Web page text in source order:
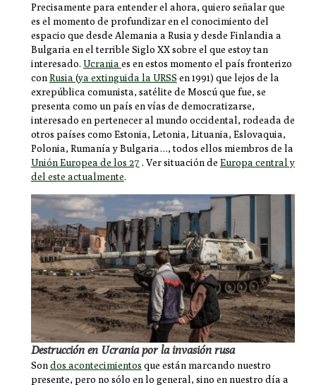
Precisamente para entender el ahora, quiero señalar que
es el momento de profundizar en el conocimiento del
espacio que desde Alemania a Rusia y desde Finlandia a
Bulgaria en el terrible Siglo XX sobre el que estoy tan
interesado. Ucrania es en estos momento el país fronterizo
conRusia (ya extinguida la URSS en 1991) que lejos de la
exrepública comunista, satélite de Moscú que fue, se
presenta como un país en vías de democratizarse,
interesado en pertenecer al mundo occidental, rodeada de
otros países como Estonia, Letonia, Lituania, Eslovaquia,
Polonia, Rumanía y Bulgaria…, todos ellos miembros de la
Unión Europea de los 27 . Ver situación de Europa central y
del este actualmente.
Destrucción en Ucrania por la invasión rusa
Son dos acontecimientos que están marcando nuestro
presente, pero no sólo en lo general, sino en nuestro día a